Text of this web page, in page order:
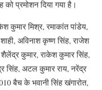
प्रमोशन दिया गया है।
कुमार मिश्र, रमाकांत पांडेय,
अविनाश कृष्ण सिंह, राजेश
कुमार, राकेश कुमार सिंह,
सिंह, अटल कुमार राय, नरेंद्र
बैच के भवानी सिंह खंगारोत,